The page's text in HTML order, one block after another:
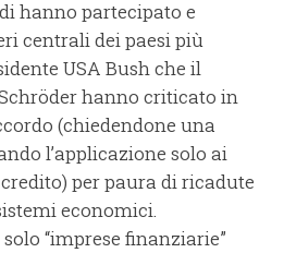
hanno partecipato e
centrali dei paesi più
USA Bush che il
hanno criticato in
(chiedendone una
l’applicazione solo ai
per paura di ricadute
economici.
“imprese finanziarie”